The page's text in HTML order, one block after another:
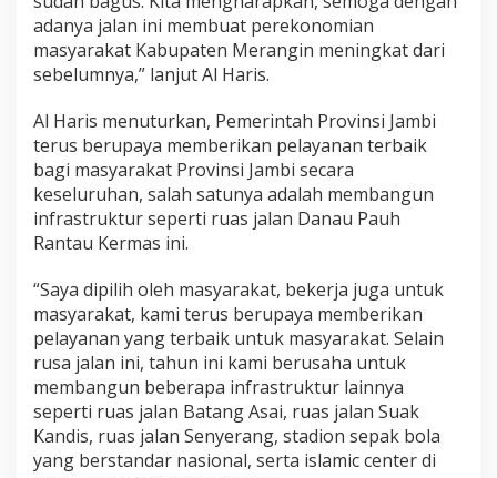
adanya jalan ini membuat perekonomian
masyarakat Kabupaten Merangin meningkat dari
sebelumnya,” lanjut Al Haris.
Al Haris menuturkan, Pemerintah Provinsi Jambi
terus berupaya memberikan pelayanan terbaik
bagi masyarakat Provinsi Jambi secara
keseluruhan, salah satunya adalah membangun
infrastruktur seperti ruas jalan Danau Pauh
Rantau Kermas ini.
“Saya dipilih oleh masyarakat, bekerja juga untuk
masyarakat, kami terus berupaya memberikan
pelayanan yang terbaik untuk masyarakat. Selain
rusa jalan ini, tahun ini kami berusaha untuk
membangun beberapa infrastruktur lainnya
seperti ruas jalan Batang Asai, ruas jalan Suak
Kandis, ruas jalan Senyerang, stadion sepak bola
yang berstandar nasional, serta islamic center di